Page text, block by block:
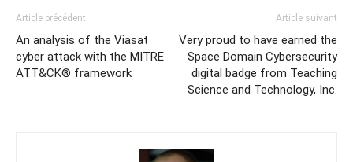
Article précédent
An analysis of the Viasat
cyber attack with the MITRE
ATT&CK® framework
Article suivant
Very proud to have earned the
Space Domain Cybersecurity
digital badge from Teaching
Science and Technology, Inc.